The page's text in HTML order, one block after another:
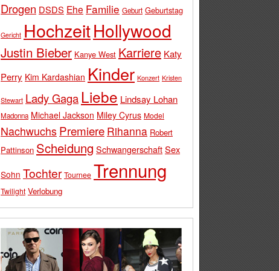
Drogen DSDS Ehe Familie Geburt Geburtstag
Gericht HochzeitHollywood
Justin Bieber Kanye West Karriere Katy
Perry Kim Kardashian Kinder Konzert Kristen
Stewart Lady Gaga Liebe Lindsay Lohan
Madonna Michael Jackson Miley Cyrus Model
Nachwuchs Premiere Rihanna Robert
Pattinson Scheidung SchwangerschaftSex
Sohn Tochter Tournee Trennung
Twilight Verlobung